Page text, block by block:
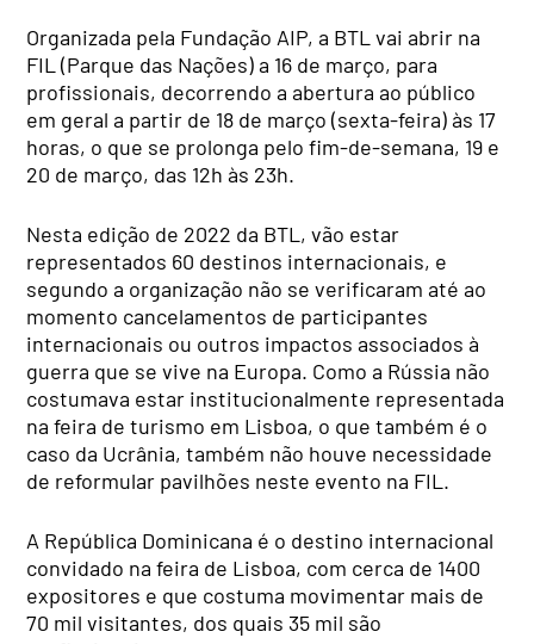
Organizada pela Fundação AIP, a BTL vai abrir na
FIL (Parque das Nações) a 16 de março, para
profissionais, decorrendo a abertura ao público
em geral a partir de 18 de março (sexta-feira) às 17
horas, o que se prolonga pelo fim-de-semana, 19 e
20 de março, das 12h às 23h.
Nesta edição de 2022 da BTL, vão estar
representados 60 destinos internacionais, e
segundo a organização não se verificaram até ao
momento cancelamentos de participantes
internacionais ou outros impactos associados à
guerra que se vive na Europa. Como a Rússia não
costumava estar institucionalmente representada
na feira de turismo em Lisboa, o que também é o
caso da Ucrânia, também não houve necessidade
de reformular pavilhões neste evento na FIL.
A República Dominicana é o destino internacional
convidado na feira de Lisboa, com cerca de 1400
expositores e que costuma movimentar mais de
70 mil visitantes, dos quais 35 mil são